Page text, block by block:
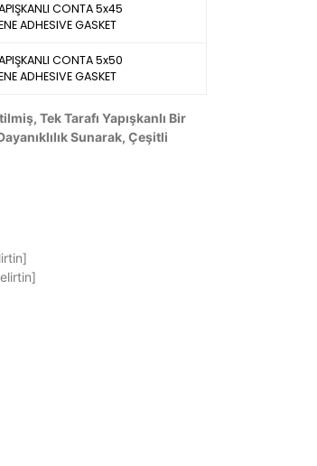
CONTA 5x45
ADHESIVE GASKET
CONTA 5x50
ADHESIVE GASKET
Tek Tarafı Yapışkanlı Bir
Sunarak, Çeşitli